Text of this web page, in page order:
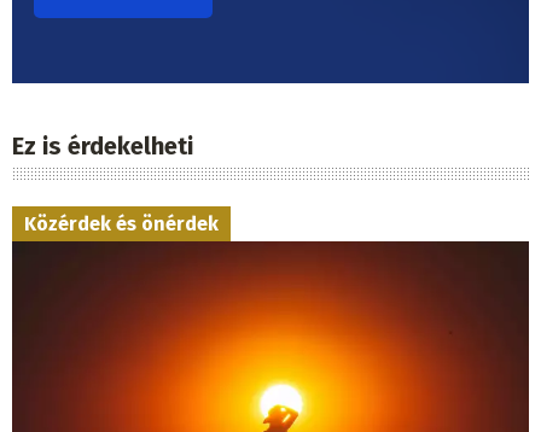
Ez is érdekelheti
Közérdek és önérdek